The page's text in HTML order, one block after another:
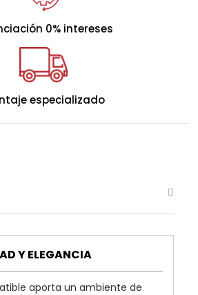
a las comodidades de un canapé
su espacio extra de
a sus amortiguadores
0% intereses
especializado
Y ELEGANCIA
aporta un ambiente de